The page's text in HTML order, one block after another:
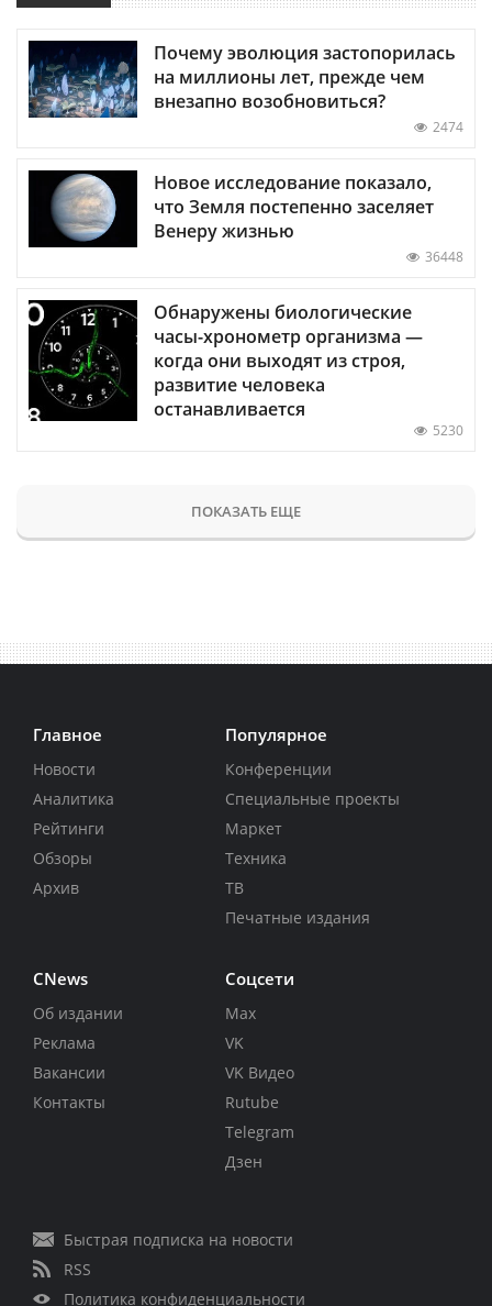
Почему эволюция застопорилась
на миллионы лет, прежде чем
внезапно возобновиться?
2474
Новое исследование показало,
что Земля постепенно заселяет
Венеру жизнью
36448
Обнаружены биологические
часы-хронометр организма —
когда они выходят из строя,
развитие человека
останавливается
5230
ПОКАЗАТЬ ЕЩЕ
Главное
Новости
Аналитика
Рейтинги
Обзоры
Архив
Популярное
Конференции
Специальные проекты
Маркет
Техника
ТВ
Печатные издания
CNews
Об издании
Реклама
Вакансии
Контакты
Соцсети
Max
VK
VK Видео
Rutube
Telegram
Дзен
Быстрая подписка на новости
RSS
Политика конфиденциальности